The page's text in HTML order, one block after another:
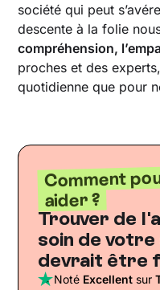
société qui peut
descente à la folie
compréhension,
proches et des
quotidienne que pour
Comment
aider ?
Trouver de
soin de
devrait être
Noté Excellent sur